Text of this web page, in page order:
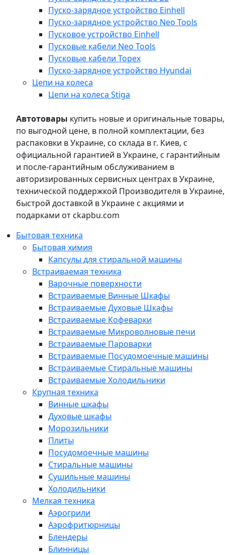
Пуско-зарядное устройство Einhell
Пуско-зарядное устройство Neo Tools
Пусковое устройство Einhell
Пусковые кабели Neo Tools
Пусковые кабели Topex
Пуско-зарядное устройство Hyundai
Цепи на колеса
Цепи на колеса Stiga
Автотовары купить новые и оригинальные товары,
по выгодной цене, в полной комплектации, без
распаковки в Украине, со склада в г. Киев, с
официальной гарантией в Украине, с гарантийным
и после-гарантийным обслуживанием в
авторизированных сервисных центрах в Украине,
технической поддержкой Производителя в Украине,
быстрой доставкой в Украине с акциями и
подарками от ckapbu.com
Бытовая техника
Бытовая химия
Капсулы для стиральной машины
Встраиваемая техника
Варочные поверхности
Встраиваемые Винные Шкафы
Встраиваемые Духовые Шкафы
Встраиваемые Кофеварки
Встраиваемые Микроволновые печи
Встраиваемые Пароварки
Встраиваемые Посудомоечные машины
Встраиваемые Стиральные машины
Встраиваемые Холодильники
Крупная техника
Винные шкафы
Духовые шкафы
Морозильники
Плиты
Посудомоечные машины
Стиральные машины
Сушильные машины
Холодильники
Мелкая техника
Аэрогрили
Аэрофритюрницы
Блендеры
Блинницы